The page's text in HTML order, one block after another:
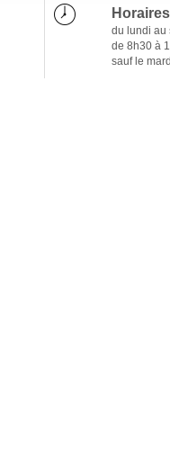
du lundi au
de 8h30 à
sauf le